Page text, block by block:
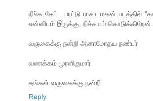
நீங்க கேட்ட பாட்டு ராசா மகன் படத்தில்
என்னிடம் இருக்கு, நிச்சயம் கொடுக்கிறேன்.
வருகைக்கு நன்றி அனாமோதய நண்பர்
வணக்கம் முரளிகுமார்
தங்கள் வருகைக்கு நன்றி
Reply